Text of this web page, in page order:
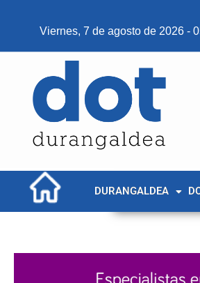
Viernes, 7 de agosto de 2026 -
DURANGALDEA